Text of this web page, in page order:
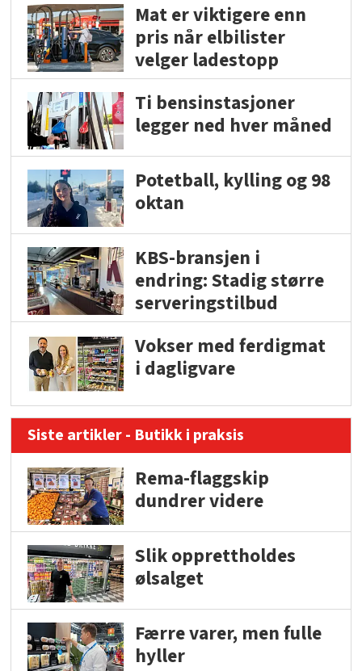
Mat er viktigere enn
pris når elbilister
velger ladestopp
Ti bensinstasjoner
legger ned hver måned
Potetball, kylling og 98
oktan
KBS-bransjen i
endring: Stadig større
serveringstilbud
Vokser med ferdigmat
i dagligvare
Siste artikler - Butikk i praksis
Rema-flaggskip
dundrer videre
Slik opprettholdes
ølsalget
Færre varer, men fulle
hyller